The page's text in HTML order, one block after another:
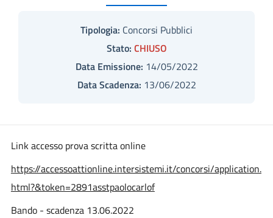
Tipologia: Concorsi Pubblici
Stato: CHIUSO
Data Emissione: 14/05/2022
Data Scadenza: 13/06/2022
Link accesso prova scritta online
https://accessoattionline.intersistemi.it/concorsi/application.
html?&token=2891asstpaolocarlof
Bando - scadenza 13.06.2022